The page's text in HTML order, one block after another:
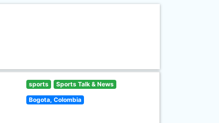
sports Sports Talk & News
Bogota, Colombia